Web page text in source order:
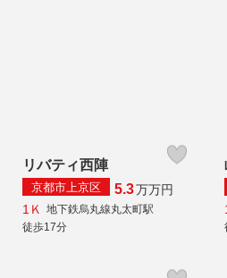
リバティ西陣
京都市上京区 5.3万万円
1Ｋ
地下鉄烏丸線丸太町駅
徒歩17分